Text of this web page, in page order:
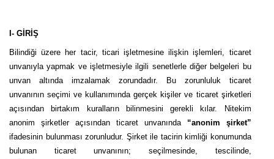
I- GİRİŞ
Bilindiği üzere her tacir, ticari işletmesine ilişkin işlemleri, ticaret
unvanıyla yapmak ve işletmesiyle ilgili senetlerle diğer belgeleri bu
unvan altında imzalamak zorundadır. Bu zorunluluk ticaret
unvanının seçimi ve kullanımında gerçek kişiler ve ticaret şirketl eri
açısından birtakım kuralların bilinmesini gerekli kılar. Nitekim
anonim şirketler açısından ticaret unvanında “anonim şirket”
ifadesinin bulunması zorunludur. Şirket ile tacirin kimliği konumunda
bulunan ticaret unvanının; seçilmesinde, tescilinde,